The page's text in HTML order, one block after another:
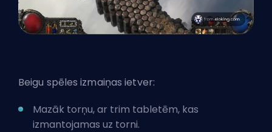
Beigu spēles izmaiņas ietver:
Mazāk torņu, ar trim tabletēm, kas
izmantojamas uz torni.